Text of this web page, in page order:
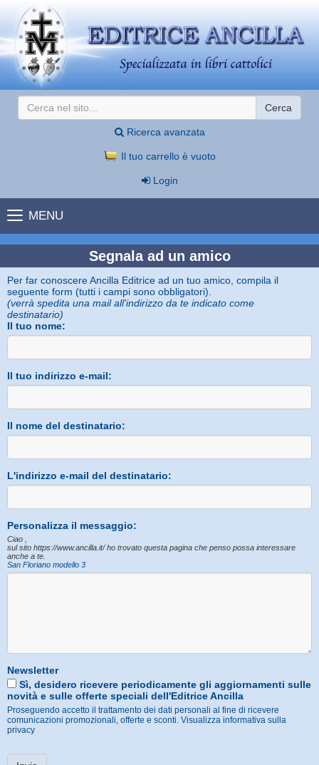
Cerca
Ricerca avanzata
Il tuo carrello è vuoto
Login
MENU
Segnala ad un amico
Per far conoscere Ancilla Editrice ad un tuo amico, compila il
seguente form (tutti i campi sono obbligatori).
(verrà spedita una mail all'indirizzo da te indicato come
destinatario)
Il tuo nome:
Il tuo indirizzo e-mail:
Il nome del destinatario:
L'indirizzo e-mail del destinatario:
Personalizza il messaggio:
Ciao ,
sul sito https://www.ancilla.it/ ho trovato questa pagina che penso possa interessare
anche a te.
San Floriano modello 3
Newsletter
Sì, desidero ricevere periodicamente gli aggiornamenti sulle
novità e sulle offerte speciali dell'Editrice Ancilla
Proseguendo accetto il trattamento dei dati personali al fine di ricevere
comunicazioni promozionali, offerte e sconti. Visualizza informativa sulla
privacy